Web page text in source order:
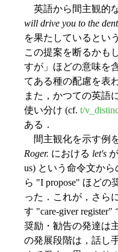
英語から間主観的
will drive you to the
を果たしているとい
この提案を断るかも
すが」ほどの意味を
てある種の配慮を表
また，かつての英語
使い分け (cf. t/
ある．
間主観化を示す例
Roger. における let's
us) という命令文から
ら "I propose" ほどの
った．これが，さら
す "care-giver
奨励・勧告の発達は
の発展段階は，話し